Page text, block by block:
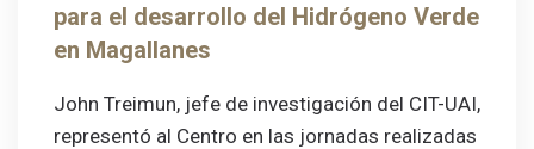
para el desarrollo del Hidrógeno Verde
en Magallanes
John Treimun, jefe de investigación del CIT-UAI,
representó al Centro en las jornadas realizadas